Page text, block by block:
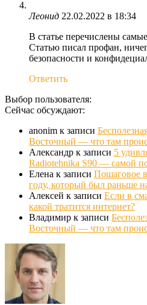
Леонид 22.02.2022 в 18:34
В статье перечислены
Статью писал профан,
безопасности и
Ответить
Выбор пользователя:
Сейчас обсуждают:
anonim к записи
Восточный — что там
Александр к записи 5
Radiotehnika S90 — самой
Елена к записи Пошаговое
году, который был раньше
Алексей к записи Если в
какой тратится интернет?
Владимир к записи
Восточный — что там